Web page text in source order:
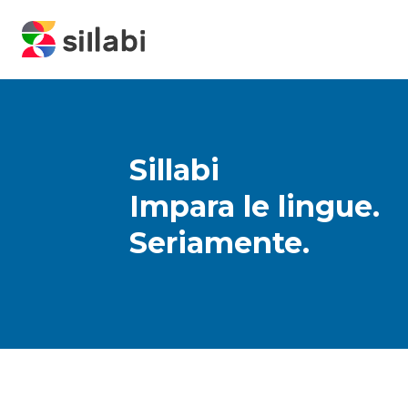
Sillabi
Impara le lingue.
Seriamente.